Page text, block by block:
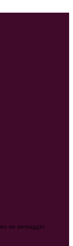
un messaggio